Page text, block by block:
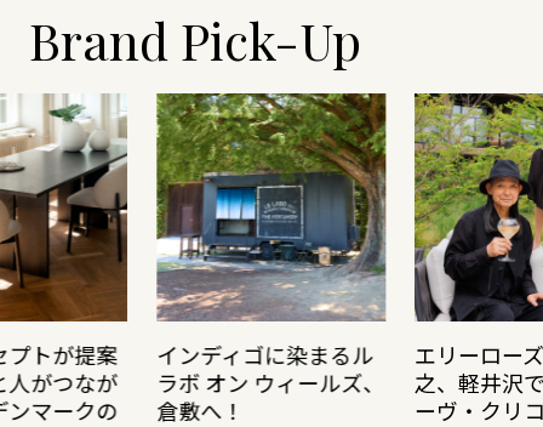
Brand Pick-Up
プトが提案
人がつなが
ンマークの
インディゴに染まるル
ラボ オン ウィールズ、
倉敷へ！
エリーロー
之、軽井沢
ーヴ・クリ